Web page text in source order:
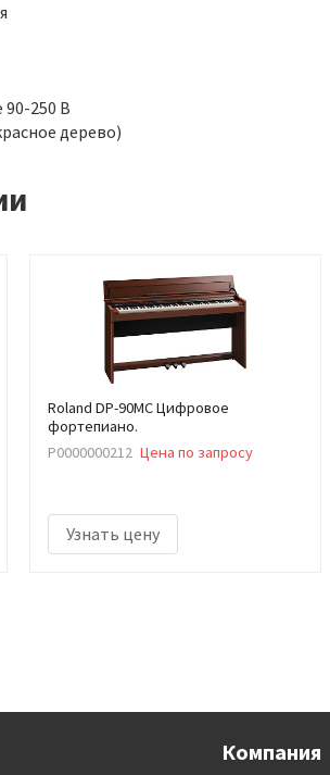
90-250 В
дерево)
Roland DP-90MC Цифровое
фортепиано.
Р0000000212 Цена по запросу
Узнать цену
Компания